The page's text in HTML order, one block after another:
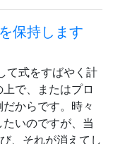
保持します
て式をすばやく計
で、またはプロ
からです。時々
たいのですが、当
、それが消えてし